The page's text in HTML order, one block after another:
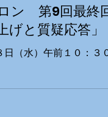
ン 第9回最終
げと質疑応答」
日（水）午前１０：３